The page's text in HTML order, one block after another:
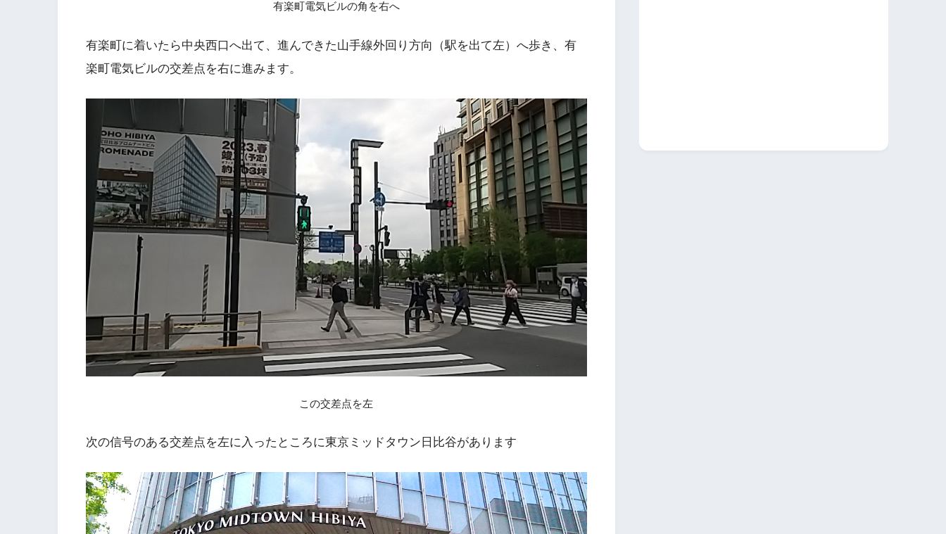
有楽町電気ビルの角を右へ
有楽町に着いたら中央西口へ出て、進んできた山手線外回り方向（駅を出て左）へ歩き、有
楽町電気ビルの交差点を右に進みます。
この交差点を左
次の信号のある交差点を左に入ったところに東京ミッドタウン日比谷があります